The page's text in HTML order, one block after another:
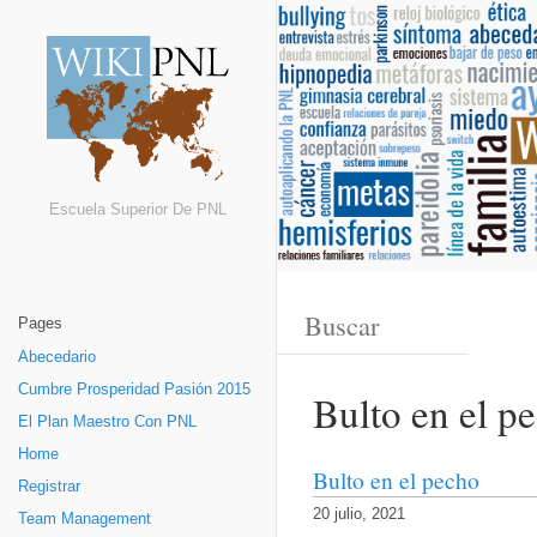
Escuela Superior De PNL
Pages
Abecedario
Cumbre Prosperidad Pasión 2015
El Plan Maestro Con PNL
Home
Registrar
Team Management
Bulto en el
Bulto en el pecho
20 julio, 2021